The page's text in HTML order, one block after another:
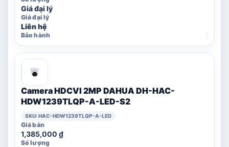
Giá đại lý
Liên hệ
Camera HDCVI 2MP DAHUA DH-HAC-
HDW1239TLQP-A-LED-S2
SKU: HAC-HDW1239TLQP-A-LED
1,385,000 ₫